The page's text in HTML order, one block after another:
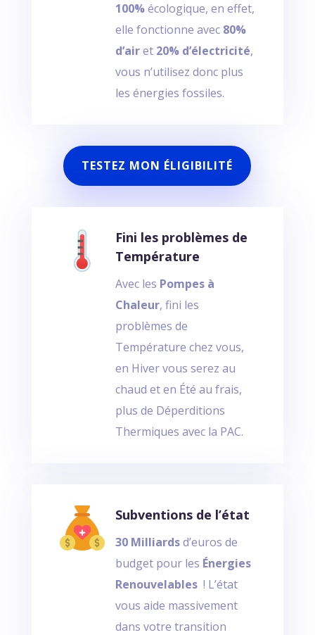
100%écologique, en effet,
elle fonctionne avec 80%
d’airet 20% d’électricité,
vous n’utilisez donc plus
les énergies fossiles.
TESTEZ MON ÉLIGIBILITÉ
Fini les problèmes de
Température
Avec les Pompes à
Chaleur, fini les
problèmes de
Température chez vous,
en Hiver vous serez au
chaud et en Été au frais,
plus de Déperditions
Thermiques avec la PAC.
Subventions de l’état
30 Milliardsd’euros de
budget pour les Énergies
Renouvelables! L’état
vous aide massivement
dans votre transition